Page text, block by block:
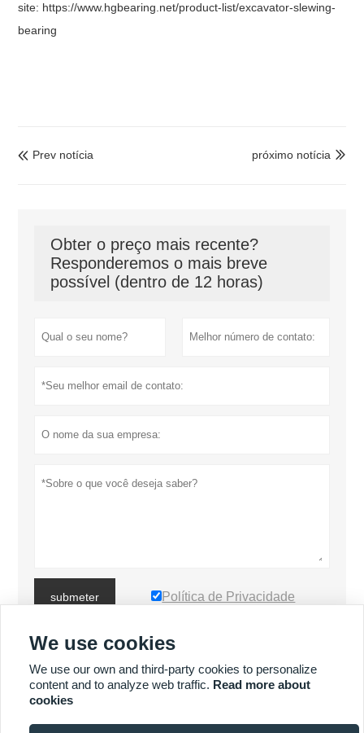
site: https://www.hgbearing.net/product-list/excavator-slewing-
bearing
 Prev notícia 
próximo notícia
Obter o preço mais recente?
Responderemos o mais breve
possível (dentro de 12 horas)
submeter Política de Privacidade
MAIS SERVIÇOS
We use cookies
We use our own and third-party cookies to personalize
content and to analyze web traffic. Read more about
cookies